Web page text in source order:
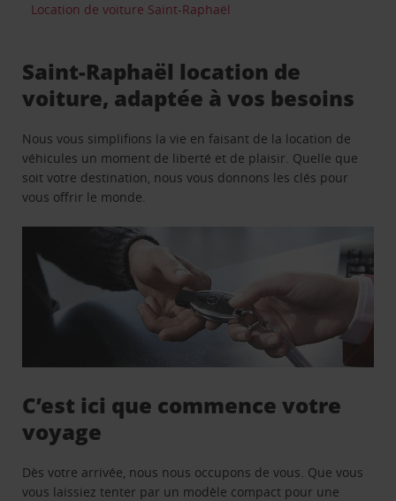
Location de voiture Saint-Raphaël
Saint-Raphaël location de
voiture, adaptée à vos besoins
Nous vous simplifions la vie en faisant de la location de
véhicules un moment de liberté et de plaisir. Quelle que
soit votre destination, nous vous donnons les clés pour
vous offrir le monde.
C’est ici que commence votre
voyage
Dès votre arrivée, nous nous occupons de vous. Que vous
vous laissiez tenter par un modèle compact pour une